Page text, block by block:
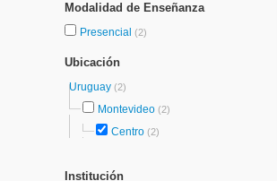
Modalidad de Enseñanza
Presencial (2)
Ubicación
Uruguay (2)
Montevideo (2)
Centro (2)
Institución